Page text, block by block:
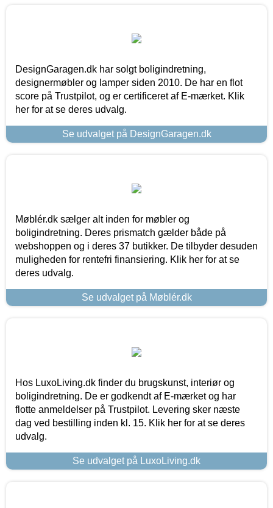
DesignGaragen.dk har solgt boligindretning,
designermøbler og lamper siden 2010. De har en flot
score på Trustpilot, og er certificeret af E-mærket. Klik
her for at se deres udvalg.
Se udvalget på DesignGaragen.dk
Møblér.dk sælger alt inden for møbler og
boligindretning. Deres prismatch gælder både på
webshoppen og i deres 37 butikker. De tilbyder desuden
muligheden for rentefri finansiering. Klik her for at se
deres udvalg.
Se udvalget på Møblér.dk
Hos LuxoLiving.dk finder du brugskunst, interiør og
boligindretning. De er godkendt af E-mærket og har
flotte anmeldelser på Trustpilot. Levering sker næste
dag ved bestilling inden kl. 15. Klik her for at se deres
udvalg.
Se udvalget på LuxoLiving.dk